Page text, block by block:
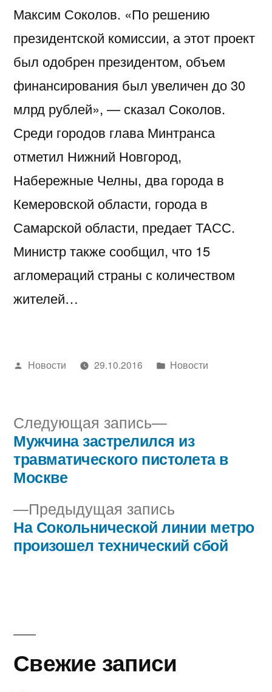
Максим Соколов. «По решению
президентской комиссии, а этот проект
был одобрен президентом, объем
финансирования был увеличен до 30
млрд рублей», — сказал Соколов.
Среди городов глава Минтранса
отметил Нижний Новгород,
Набережные Челны, два города в
Кемеровской области, города в
Самарской области, предает ТАСС.
Министр также сообщил, что 15
агломераций страны с количеством
жителей…
Написано
Новости 29.10.2016
Написано
Новости
Навигация
по
записям
Предыдущая запись
запись:
На Сокольнической линии метро
произошел технический сбой
Следующая запись
Следующая
запись:
Мужчина застрелился из
травматического пистолета в
Москве
Свежие записи